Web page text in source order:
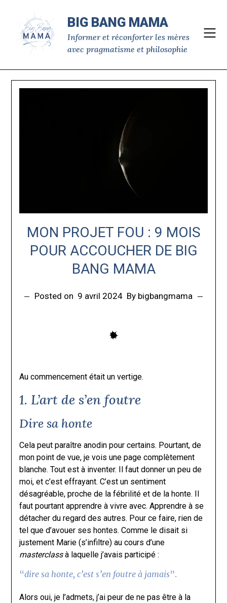
content
BIG BANG MAMA
Informer et réconforter les mères
avec pragmatisme et philosophie
MON PROJET FOU : 9 MOIS
POUR ACCOUCHER DE BIG
BANG MAMA
Posted on 9 avril 2024 By bigbangmama
Au commencement était un vertige.
1. L’art de s’en foutre
Dire sa honte
Cela peut paraître anodin pour certains. Pourtant, de
mon point de vue, je vois une page complètement
blanche. Tout est à inventer. Il faut donner un peu de
moi, et c’est effrayant. C’est un sentiment
désagréable, proche de la fébrilité et de la honte. Il
faut pourtant apprendre à vivre avec. Apprendre à se
détacher du regard des autres. Pour ce faire, rien de
tel que d’avouer ses hontes. Comme le disait si
justement Marie (s’infiltre) au cours d’une
masterclassà laquelle j’avais participé :
“dire sa honte, c’est s’en foutre à jamais”.
Alors oui, je l’admets, j’ai peur de ne pas être à la